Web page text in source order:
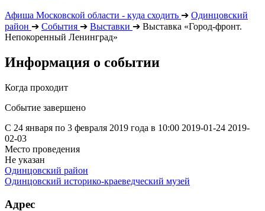
Афиша Московской области - куда сходить ➔ Одинцовский
район ➔ События ➔ Выставки ➔ Выставка «Город-фронт.
Непокоренный Ленинград»
Информация о событии
Когда проходит
Событие завершено
С 24 января по 3 февраля 2019 года в 10:00 2019-01-24 2019-
02-03
Место проведения
Не указан
Одинцовский район
Одинцовский историко-краеведческий музей
Адрес